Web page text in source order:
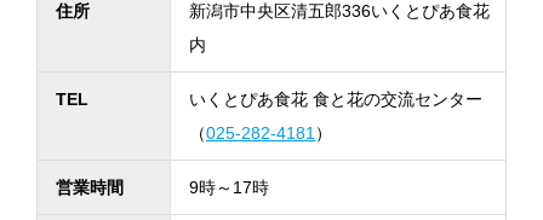
住所
新潟市中央区清五郎336いくとぴあ食花
内
TEL
いくとぴあ食花 食と花の交流センター
（025-282-4181 ）
営業時間 9時～17時